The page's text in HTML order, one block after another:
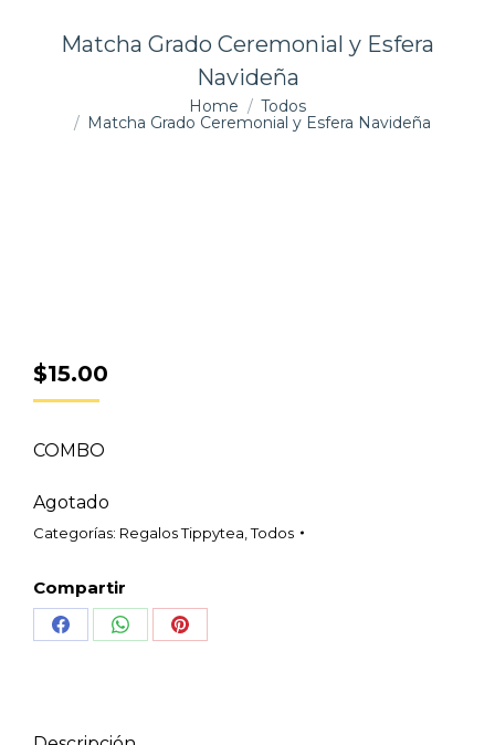
Matcha Grado Ceremonial y Esfera
Navideña
Home
Todos
Matcha Grado Ceremonial y Esfera Navideña
$15.00
COMBO
Agotado
Categorías: Regalos Tippytea ,Todos
Compartir
Share Share Share